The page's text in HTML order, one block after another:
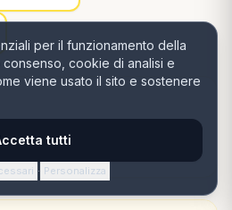
per il funzionamento della
cookie di analisi e
viene usato il sito e sostenere
tutti
· Personalizza
nr.63, 120234 Buzău,